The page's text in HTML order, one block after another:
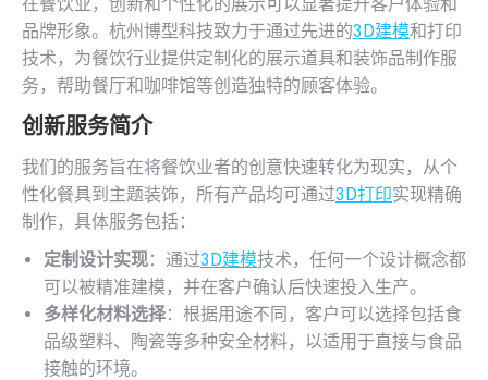
品牌形象。杭州博型科技致力于通过先进的3D建模和打印
技术，为餐饮行业提供定制化的展示道具和装饰品制作服
务，帮助餐厅和咖啡馆等创造独特的顾客体验。
创新服务简介
我们的服务旨在将餐饮业者的创意快速转化为现实，从个
性化餐具到主题装饰，所有产品均可通过3D打印实现精确
制作，具体服务包括：
定制设计实现：通过3D建模技术，任何一个设计概念都
可以被精准建模，并在客户确认后快速投入生产。
多样化材料选择：根据用途不同，客户可以选择包括食
品级塑料、陶瓷等多种安全材料，以适用于直接与食品
接触的环境。